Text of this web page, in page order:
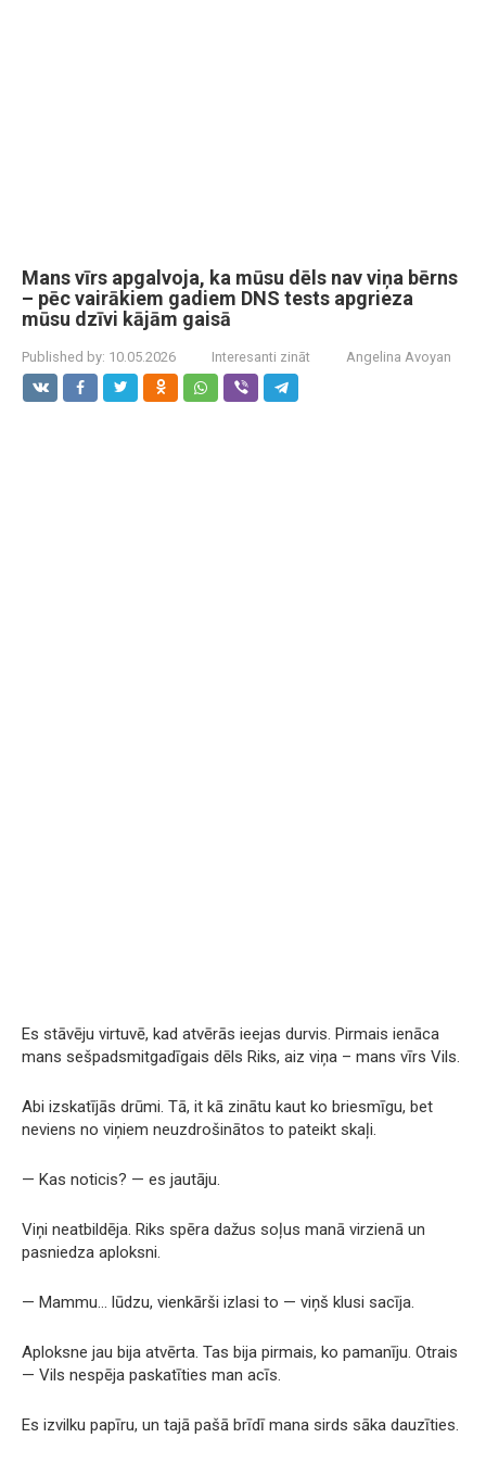
Mans vīrs apgalvoja, ka mūsu dēls nav viņa bērns
– pēc vairākiem gadiem DNS tests apgrieza
mūsu dzīvi kājām gaisā
Published by: 10.05.2026 Interesanti zināt Angelina Avoyan
Es stāvēju virtuvē, kad atvērās ieejas durvis. Pirmais ienāca
mans sešpadsmitgadīgais dēls Riks, aiz viņa – mans vīrs Vils.
Abi izskatījās drūmi. Tā, it kā zinātu kaut ko briesmīgu, bet
neviens no viņiem neuzdrošinātos to pateikt skaļi.
— Kas noticis? — es jautāju.
Viņi neatbildēja. Riks spēra dažus soļus manā virzienā un
pasniedza aploksni.
— Mammu… lūdzu, vienkārši izlasi to — viņš klusi sacīja.
Aploksne jau bija atvērta. Tas bija pirmais, ko pamanīju. Otrais
— Vils nespēja paskatīties man acīs.
Es izvilku papīru, un tajā pašā brīdī mana sirds sāka dauzīties.